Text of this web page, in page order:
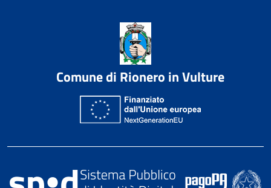
Comune di Rionero in Vulture